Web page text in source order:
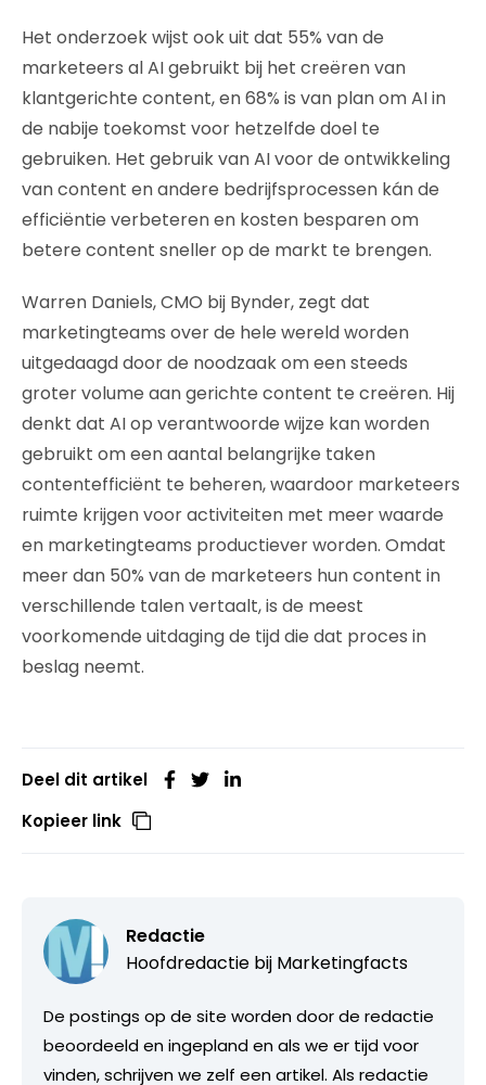
Het onderzoek wijst ook uit dat 55% van de
marketeers al AI gebruikt bij het creëren van
klantgerichte content, en 68% is van plan om AI in
de nabije toekomst voor hetzelfde doel te
gebruiken. Het gebruik van AI voor de ontwikkeling
van content en andere bedrijfsprocessen kán de
efficiëntie verbeteren en kosten besparen om
betere content sneller op de markt te brengen.
Warren Daniels, CMO bij Bynder, zegt dat
marketingteams over de hele wereld worden
uitgedaagd door de noodzaak om een ​​steeds
groter volume aan gerichte content te creëren. Hij
denkt dat AI op verantwoorde wijze kan worden
gebruikt om een ​​aantal belangrijke taken
contentefficiënt te beheren, waardoor marketeers
ruimte krijgen voor activiteiten met meer waarde
en marketingteams productiever worden. Omdat
meer dan 50% van de marketeers hun content in
verschillende talen vertaalt, is de meest
voorkomende uitdaging de tijd die dat proces in
beslag neemt.
Deel dit artikel
Kopieer link
Redactie
Hoofdredactie bij Marketingfacts
De postings op de site worden door de redactie
beoordeeld en ingepland en als we er tijd voor
vinden, schrijven we zelf een artikel. Als redactie